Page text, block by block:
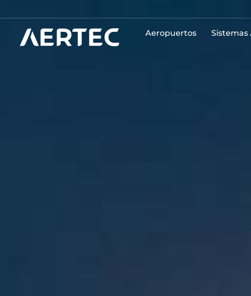
Aeropuertos Sistemas